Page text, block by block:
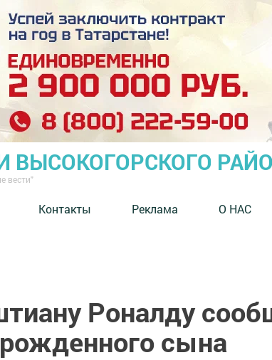
ВЫСОКОГОРСКОГО
вести"
Контакты Реклама О НАС
Роналду
сына